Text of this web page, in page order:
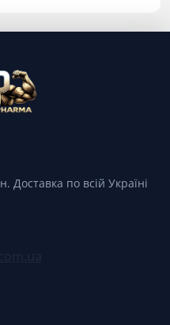
Доставка по всій Україні